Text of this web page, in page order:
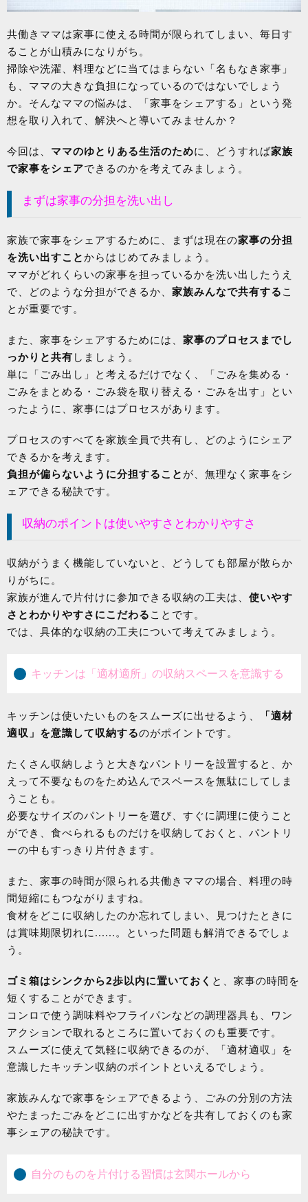
共働きママは家事に使える時間が限られてしまい、毎日す
ることが山積みになりがち。
掃除や洗濯、料理などに当てはまらない「名もなき家事」
も、ママの大きな負担になっているのではないでしょう
か。そんなママの悩みは、「家事をシェアする」という発
想を取り入れて、解決へと導いてみませんか？
今回は、 ママのゆとりある生活のために、どうすれば家族
で家事をシェアできるのかを考えてみましょう。
まずは家事の分担を洗い出し
家族で家事をシェアするために、まずは現在の家事の分担
を洗い出すことからはじめてみましょう。
ママがどれくらいの家事を担っているかを洗い出したうえ
で、どのような分担ができるか、 家族みんなで共有する こ
とが重要です。
また、家事をシェアするためには、 家事のプロセスまでし
っかりと共有 しましょう。
単に「ごみ出し」と考えるだけでなく、「ごみを集める・
ごみをまとめる・ごみ袋を取り替える・ごみを出す」とい
ったように、家事にはプロセスがあります。
プロセスのすべてを家族全員で共有し、どのようにシェア
できるかを考えます。
負担が偏らないように分担すること が、無理なく家事をシ
ェアできる秘訣です。
収納のポイントは使いやすさとわかりやすさ
収納がうまく機能していないと、どうしても部屋が散らか
りがちに。
家族が進んで片付けに参加できる収納の工夫は、 使いやす
さとわかりやすさにこだわる ことです。
では、具体的な収納の工夫について考えてみましょう。
キッチンは「適材適所」の収納スペースを意識する
キッチンは使いたいものをスムーズに出せるよう、
「適材
適収」を意識して収納するのがポイントです。
たくさん収納しようと大きなパントリーを設置すると、か
えって不要なものをため込んでスペースを無駄にしてしま
うことも。
必要なサイズのパントリーを選び、すぐに調理に使うこと
ができ、食べられるものだけを収納しておくと、パントリ
ーの中もすっきり片付きます。
また、家事の時間が限られる共働きママの場合、料理の時
間短縮にもつながりますね。
食材をどこに収納したのか忘れてしまい、見つけたときに
は賞味期限切れに......。といった問題も解消できるでしょ
う。
ゴミ箱はシンクから2歩以内に置いておく と、家事の時間を
短くすることができます。
コンロで使う調味料やフライパンなどの調理器具も、ワン
アクションで取れるところに置いておくのも重要です。
スムーズに使えて気軽に収納できるのが、「適材適収」を
意識したキッチン収納のポイントといえるでしょう。
家族みんなで家事をシェアできるよう、ごみの分別の方法
やたまったごみをどこに出すかなどを共有しておくのも家
事シェアの秘訣です。
自分のものを片付ける習慣は玄関ホールから